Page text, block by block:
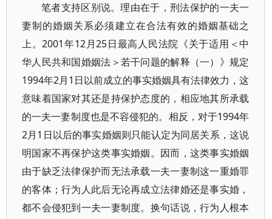
笔者支持区别说。理由在于，刑法保护的一夫一
妻制的婚姻关系必须建立在合法有效的婚姻基础之
上。2001年12月25日最高人民法院《关于适用＜中
华人民共和国婚姻法＞若干问题的解释（一）》规定
1994年2月1日以前成立的事实婚姻具有法律效力，这
意味着国家对其还是持保护态度的，相应地其所承载
的一夫一妻制度也是不容侵犯的。相反，对于1994年
2月1日以后的事实婚姻则只能认定为同居关系，这说
明国家不再保护这类事实婚姻。因而，这类事实婚姻
由于缺乏法律保护而无法承载一夫一妻制这一重婚罪
的客体；行为人此后无论再成立法律婚还是事实婚，
都不会侵犯到一夫一妻制度。换句话说，行为人根本